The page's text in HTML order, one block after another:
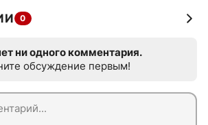
0
ни одного комментария.
обсуждение первым!